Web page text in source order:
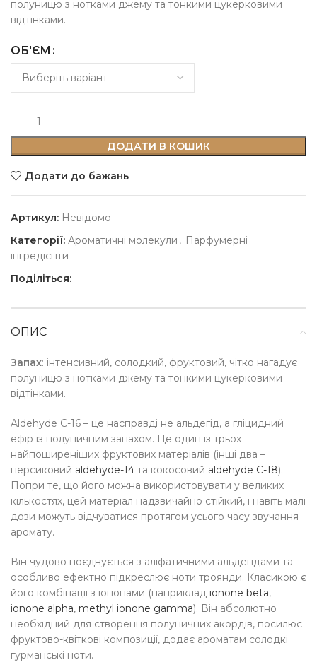
полуницю з нотками джему та тонкими цукерковими
відтінками.
ОБ'ЄМ
ДОДАТИ В КОШИК
Додати до бажань
Артикул: Невідомо
Категорії: Ароматичні молекули , Парфумерні
інгредієнти
Поділіться:
ОПИС
Запах: інтенсивний, солодкий, фруктовий, чітко нагадує
полуницю з нотками джему та тонкими цукерковими
відтінками.
Aldehyde C-16 – це насправді не альдегід, а гліцидний
ефір із полуничним запахом. Це один із трьох
найпоширеніших фруктових матеріалів (інші два –
персиковий aldehyde-14 та кокосовий aldehyde C-18).
Попри те, що його можна використовувати у великих
кількостях, цей матеріал надзвичайно стійкий, і навіть малі
дози можуть відчуватися протягом усього часу звучання
аромату.
Він чудово поєднується з аліфатичними альдегідами та
особливо ефектно підкреслює ноти троянди. Класикою є
його комбінації з іононами (наприклад ionone beta,
ionone alpha, methyl ionone gamma). Він абсолютно
необхідний для створення полуничних акордів, посилює
фруктово-квіткові композиції, додає ароматам солодкі
гурманські ноти.